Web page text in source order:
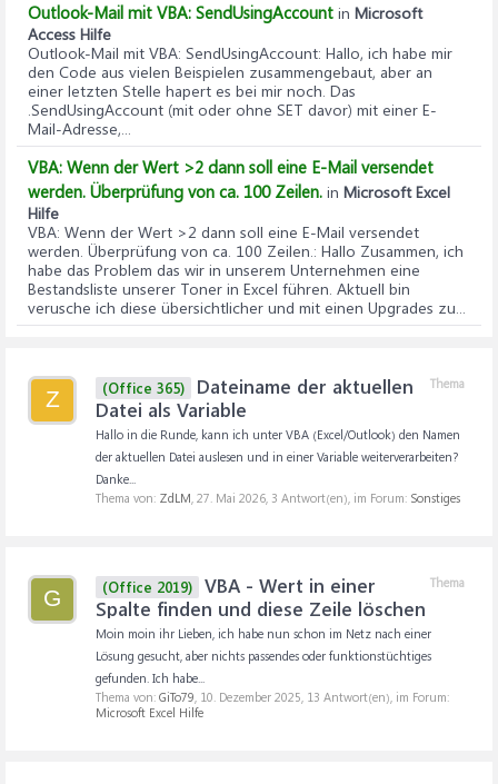
Outlook-Mail mit VBA: SendUsingAccount in Microsoft
Access Hilfe
Outlook-Mail mit VBA: SendUsingAccount: Hallo, ich habe mir
den Code aus vielen Beispielen zusammengebaut, aber an
einer letzten Stelle hapert es bei mir noch. Das
.SendUsingAccount (mit oder ohne SET davor) mit einer E-
Mail-Adresse,...
VBA: Wenn der Wert >2 dann soll eine E-Mail versendet
werden. Überprüfung von ca. 100 Zeilen. in Microsoft Excel
Hilfe
VBA: Wenn der Wert >2 dann soll eine E-Mail versendet
werden. Überprüfung von ca. 100 Zeilen.: Hallo Zusammen, ich
habe das Problem das wir in unserem Unternehmen eine
Bestandsliste unserer Toner in Excel führen. Aktuell bin
verusche ich diese übersichtlicher und mit einen Upgrades zu...
Z
Thema
(Office 365)
Dateiname der aktuellen
Datei als Variable
Hallo in die Runde, kann ich unter VBA (Excel/Outlook) den Namen
der aktuellen Datei auslesen und in einer Variable weiterverarbeiten?
Danke...
Thema von: ZdLM, 27. Mai 2026, 3 Antwort(en), im Forum: Sonstiges
G
Thema
(Office 2019)
VBA - Wert in einer
Spalte finden und diese Zeile löschen
Moin moin ihr Lieben, ich habe nun schon im Netz nach einer
Lösung gesucht, aber nichts passendes oder funktionstüchtiges
gefunden. Ich habe...
Thema von: GiTo79, 10. Dezember 2025, 13 Antwort(en), im Forum:
Microsoft Excel Hilfe